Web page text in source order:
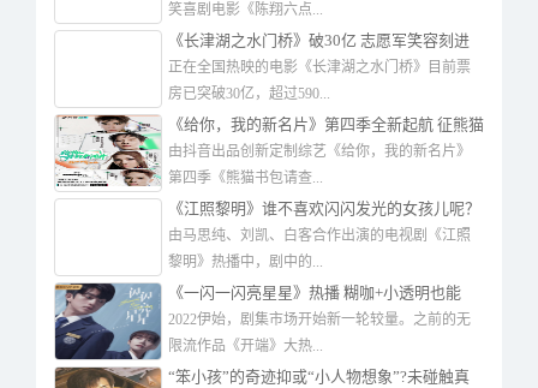
笑喜剧电影《陈翔六点...
《长津湖之水门桥》破30亿 志愿军笑容刻进
观众心中
正在全国热映的电影《长津湖之水门桥》目前票
房已突破30亿，超过590...
《给你，我的新名片》第四季全新起航 征熊猫
书包出现
由抖音出品创新定制综艺《给你，我的新名片》
第四季《熊猫书包请查...
《江照黎明》谁不喜欢闪闪发光的女孩儿呢？
真的分外动人
由马思纯、刘凯、白客合作出演的电视剧《江照
黎明》热播中，剧中的...
《一闪一闪亮星星》热播 糊咖+小透明也能
火？
2022伊始，剧集市场开始新一轮较量。之前的无
限流作品《开端》大热...
“笨小孩”的奇迹抑或“小人物想象”?未碰触真